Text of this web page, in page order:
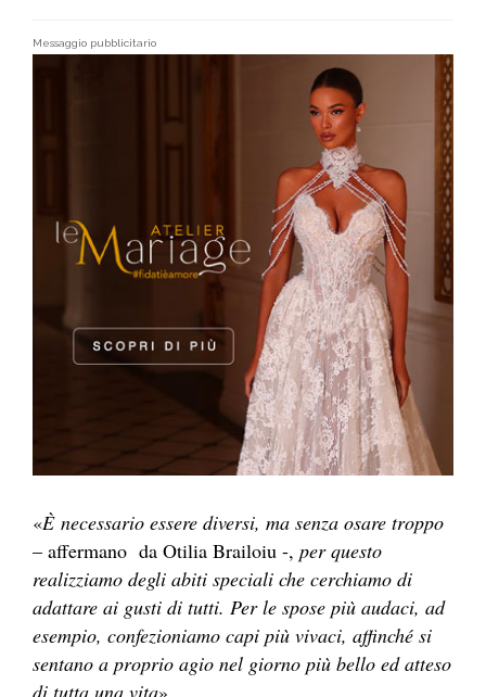
Messaggio pubblicitario
«È necessario essere diversi, ma senza osare troppo
– affermano da Otilia Brailoiu -, per questo
realizziamo degli abiti speciali che cerchiamo di
adattare ai gusti di tutti. Per le spose più audaci, ad
esempio, confezioniamo capi più vivaci, affinché si
sentano a proprio agio nel giorno più bello ed atteso
di tutta una vita».